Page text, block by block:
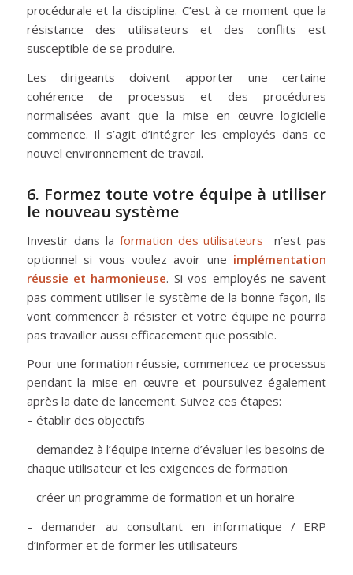
procédurale et la discipline. C’est à ce moment que la
résistance des utilisateurs et des conflits est
susceptible de se produire.
Les dirigeants doivent apporter une certaine
cohérence de processus et des procédures
normalisées avant que la mise en œuvre logicielle
commence. Il s’agit d’intégrer les employés dans ce
nouvel environnement de travail.
6. Formez toute votre équipe à utiliser
le nouveau système
Investir dans la formation des utilisateurs
n’est pas
optionnel si vous voulez avoir une implémentation
réussie et harmonieuse. Si vos employés ne savent
pas comment utiliser le système de la bonne façon, ils
vont commencer à résister et votre équipe ne pourra
pas travailler aussi efficacement que possible.
Pour une formation réussie, commencez ce processus
pendant la mise en œuvre et poursuivez également
après la date de lancement. Suivez ces étapes:
– établir des objectifs
– demandez à l’équipe interne d’évaluer les besoins de
chaque utilisateur et les exigences de formation
– créer un programme de formation et un horaire
– demander au consultant en informatique / ERP
d’informer et de former les utilisateurs